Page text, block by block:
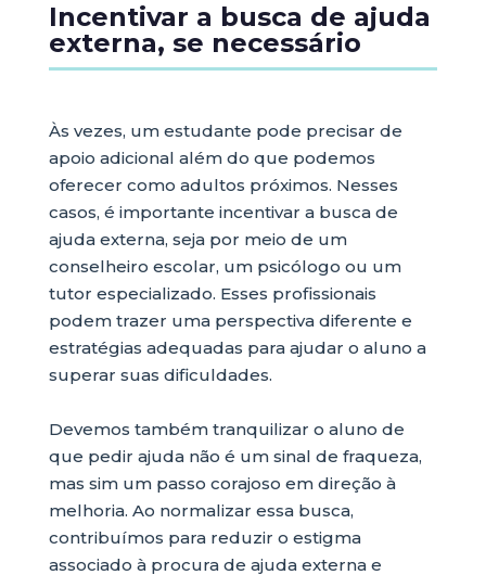
Incentivar a busca de ajuda
externa, se necessário
Às vezes, um estudante pode precisar de
apoio adicional além do que podemos
oferecer como adultos próximos. Nesses
casos, é importante incentivar a busca de
ajuda externa, seja por meio de um
conselheiro escolar, um psicólogo ou um
tutor especializado. Esses profissionais
podem trazer uma perspectiva diferente e
estratégias adequadas para ajudar o aluno a
superar suas dificuldades.
Devemos também tranquilizar o aluno de
que pedir ajuda não é um sinal de fraqueza,
mas sim um passo corajoso em direção à
melhoria. Ao normalizar essa busca,
contribuímos para reduzir o estigma
associado à procura de ajuda externa e